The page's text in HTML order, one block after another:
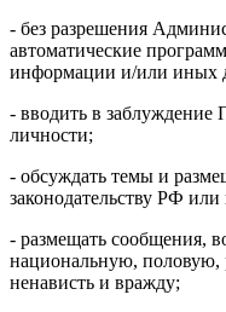
- без разрешения
автоматические
информации и/или иных
- вводить в заблуждение
личности;
- обсуждать темы и
законодательству РФ
- размещать сообщения,
национальную,
ненависть и вражду;